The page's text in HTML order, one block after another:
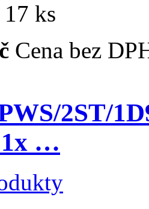
17 ks
Cena bez
2ST/
1x …